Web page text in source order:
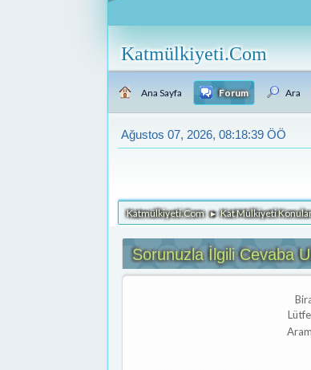
Katmülkiyeti.Com
Ana Sayfa Forum Ara
Ağustos 07, 2026, 08:18:39 ÖÖ
Katmülkiyeti.Com ► Kat Mülkiyeti
Sorunuzla İlgili Cevaba